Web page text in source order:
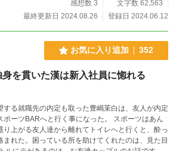
感想数 3
文字数 62,563
最終更新日 2024.08.26
登録日 2024.06.12
お気に入り追加 352
を貫いた漢は新入社員に惚れる
する就職先の内定も取った豊嶋茉白は、友人が内定
ポーツBARへと行く事になった。 スポーツはあん
り上がる友人達から離れてトイレへと行くと、酔っ
れた。困っている所を助けてくれたのは、見た目